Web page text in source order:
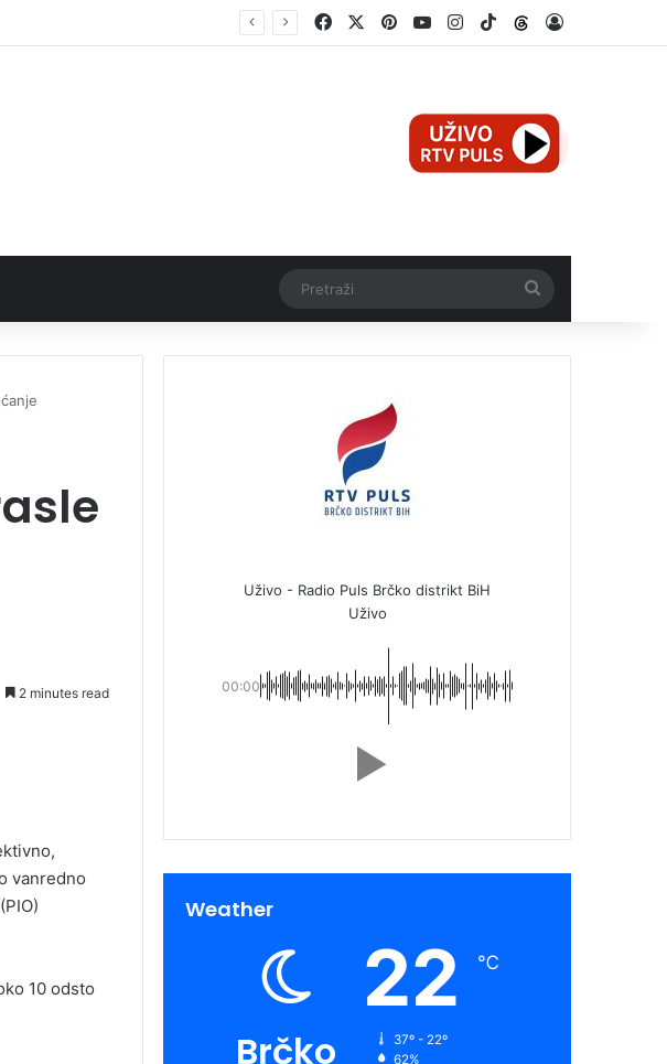
trenutno nije za piće FacebookPinterestYouTubeInstagram
TikTokThreads
2 minutes read
vanredno
10 odsto
Uživo - Radio Puls Brčko distrikt BiH
Uživo
00:00
Weather
Brčko
22 ℃
37º - 22º
62%